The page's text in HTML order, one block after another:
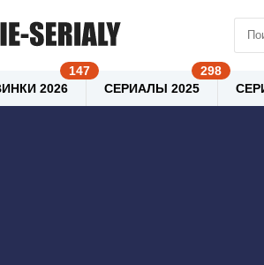
2026 СЕРИАЛЫ 2025